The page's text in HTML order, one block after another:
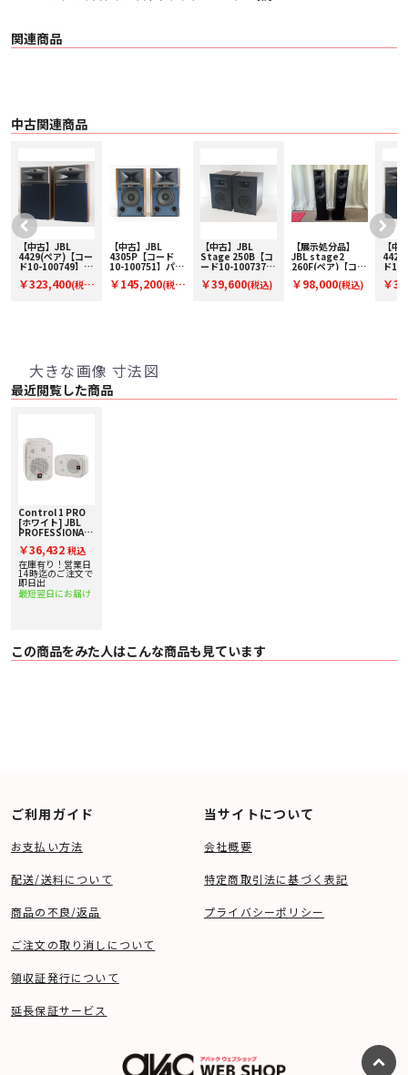
関連商品
中古関連商品
【中古】JBL
4429(ペア)【コー
ド10-100749】ブ
ーカー(ペア)
￥323,400(税
【中古】JBL
4305P【コード
10-100751】パワ
タースピーカー(ペ
￥145,200(税
【中古】JBL
Stage 250B【コ
ード10-100737】
ピーカー(ペア)
￥39,600(税込)
【展示処分品】
JBL stage2
260F(ペア)【コー
ロア型スピーカー
￥98,000(税込)
【中
ド
ーカ
￥
大きな画像 寸法図
最近閲覧した商品
Control 1 PRO
[ホワイト] JBL
PROFESSIONAL
ロフェッショナ
ル] ペアスピーカ
ー
￥36,432 税込
在庫有り！営業日
14時迄のご注文で
即日出
最短翌日にお届け
この商品をみた人はこんな商品も見ています
ご利用ガイド
お支払い方法
配送/送料について
商品の不良/返品
ご注文の取り消しについて
領収証発行について
延長保証サービス
当サイトについて
会社概要
特定商取引法に基づく表記
プライバシーポリシー